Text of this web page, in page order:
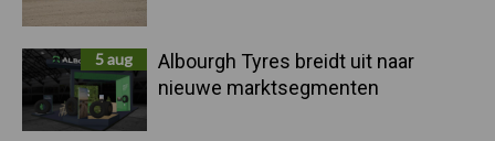
5 aug
Albourgh Tyres breidt uit naar
nieuwe marktsegmenten